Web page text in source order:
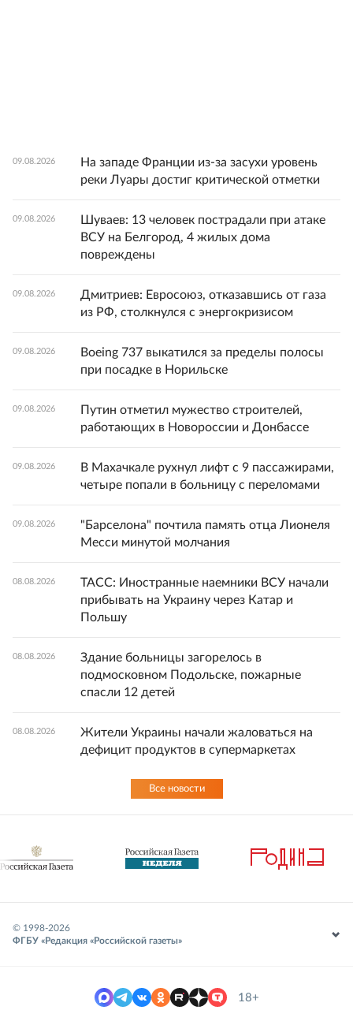
09.08.2026
На западе Франции из-за засухи уровень
реки Луары достиг критической отметки
09.08.2026
Шуваев: 13 человек пострадали при атаке
ВСУ на Белгород, 4 жилых дома
повреждены
09.08.2026
Дмитриев: Евросоюз, отказавшись от газа
из РФ, столкнулся с энергокризисом
09.08.2026
Boeing 737 выкатился за пределы полосы
при посадке в Норильске
09.08.2026
Путин отметил мужество строителей,
работающих в Новороссии и Донбассе
09.08.2026
В Махачкале рухнул лифт с 9 пассажирами,
четыре попали в больницу с переломами
09.08.2026
"Барселона" почтила память отца Лионеля
Месси минутой молчания
08.08.2026
ТАСС: Иностранные наемники ВСУ начали
прибывать на Украину через Катар и
Польшу
08.08.2026
Здание больницы загорелось в
подмосковном Подольске, пожарные
спасли 12 детей
08.08.2026
Жители Украины начали жаловаться на
дефицит продуктов в супермаркетах
Все новости
© 1998-2026
ФГБУ «Редакция «Российской газеты»
18+